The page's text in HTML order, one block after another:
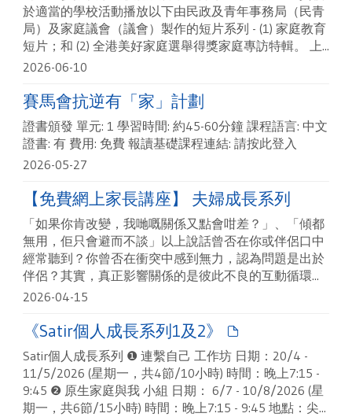
於適當的學校活動播放以下由民政及青年事務局（民青
局）及家庭議會（議會）製作的短片系列 - (1) 家庭教育
短片；和 (2) 全港美好家庭選舉得獎家庭專訪特輯。 上...
2026-06-10
賽馬會抗逆有「家」計劃
證書頒發 單元: 1 學習時間: 約45-60分鐘 課程語言: 中文
證書: 有 費用: 免費 報讀基礎課程連結: 請按此登入
2026-05-27
【免費網上家長講座】 夫婦成長系列
「如果你肯改變，我哋嘅關係又點會咁差？」、「傾都
無用，佢只會避而不談」以上說話曾否在你或伴侶口中
經常聽到？你曾否在衝突中感到無力，認為問題是出於
伴侶？其實，真正影響關係的是彼此不良的互動循環...
2026-04-15
《Satir個人成長系列1及2》
Satir個人成長系列 ❶ 連繫自己 工作坊 日期：20/4 -
11/5/2026 (星期一，共4節/10小時) 時間：晚上7:15 -
9:45 ❷ 原生家庭與我 小組 日期： 6/7 - 10/8/2026 (星
期一，共6節/15小時) 時間：晚上7:15 - 9:45 地點：尖...